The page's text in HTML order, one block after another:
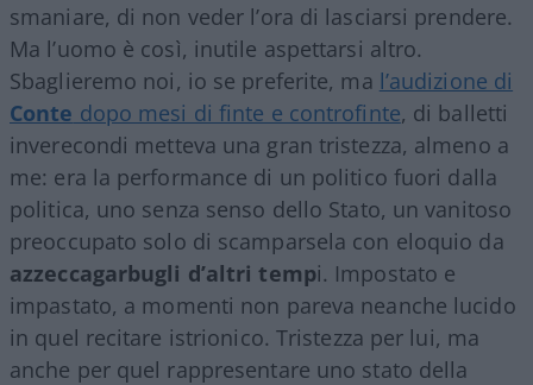
smaniare, di non veder l’ora di lasciarsi prendere.
Ma l’uomo è così, inutile aspettarsi altro.
Sbaglieremo noi, io se preferite, ma l’audizione di
Conte dopo mesi di finte e controfinte, di balletti
inverecondi metteva una gran tristezza, almeno a
me: era la performance di un politico fuori dalla
politica, uno senza senso dello Stato, un vanitoso
preoccupato solo di scamparsela con eloquio da
azzeccagarbugli d’altri tempi. Impostato e
impastato, a momenti non pareva neanche lucido
in quel recitare istrionico. Tristezza per lui, ma
anche per quel rappresentare uno stato della